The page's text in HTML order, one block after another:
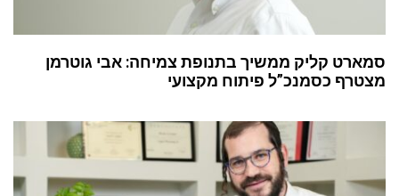
סמארט קליק ממשיך בתנופת צמיחה: אבי גוטרמן
מצטרף כסמנכ”ל פיתוח מקצועי